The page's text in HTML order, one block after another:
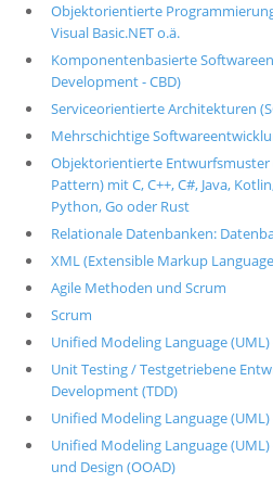
Objektorientierte Programmierung
Visual Basic.NET o.ä.
Komponentenbasierte
Development - CBD)
Serviceorientierte Architekturen
Mehrschichtige
Objektorientierte
Pattern) mit C, C++, C#, Java,
Python, Go oder Rust
Relationale Datenbanken:
XML (Extensible Markup
Agile Methoden und Scrum
Scrum
Unified Modeling Language (UML)
Unit Testing / Testgetriebene
Development (TDD)
Unified Modeling Language
Unified Modeling Language
und Design (OOAD)